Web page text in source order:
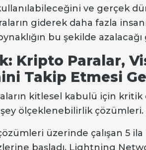
ve gerçek
giderek daha fazla
bu şekilde
Kripto Paralar,
Takip Etmesi
kitlesel kabulü için kritik
ölçeklenebilirlik çözümleri.
üzerinde çalışan 5 ila
başladı. Lightning